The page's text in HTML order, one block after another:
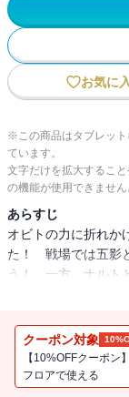
お気に
※この商品はタブレット
ています。
文字だけを拡大するこ
の機能が使用できません
あらすじ
オビトの力に折れか
た！ 戦場では五影
う！ 一方、ナルト
クーポン対象
【10%OFFクーポ
フロアで使える